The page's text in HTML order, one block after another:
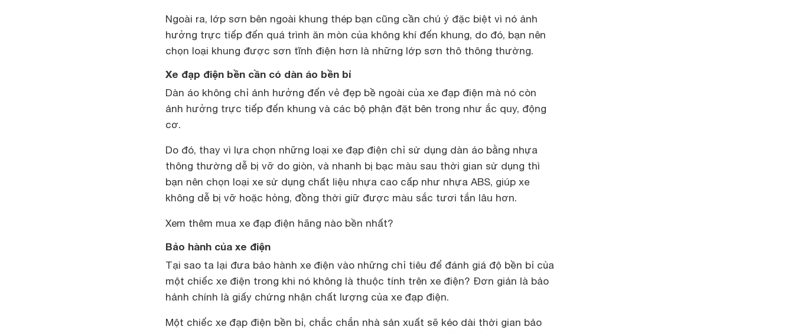
Ngoài ra, lớp sơn bên ngoài khung thép bạn cũng cần chú ý đặc biệt vì nó ảnh
hưởng trực tiếp đến quá trình ăn mòn của không khí đến khung, do đó, bạn nên
chọn loại khung được sơn tĩnh điện hơn là những lớp sơn thô thông thường.
Xe đạp điện bền cần có dàn áo bền bỉ
Dàn áo không chỉ ảnh hưởng đến vẻ đẹp bề ngoài của xe đạp điện mà nó còn
ảnh hưởng trực tiếp đến khung và các bộ phận đặt bên trong như ắc quy, động
cơ.
Do đó, thay vì lựa chọn những loại xe đạp điện chỉ sử dụng dàn áo bằng nhựa
thông thường dễ bị vỡ do giòn, và nhanh bị bạc màu sau thời gian sử dụng thì
bạn nên chọn loại xe sử dụng chất liệu nhựa cao cấp như nhựa ABS, giúp xe
không dễ bị vỡ hoặc hỏng, đồng thời giữ được màu sắc tươi tắn lâu hơn.
Xem thêm mua xe đạp điện hãng nào bền nhất?
Bảo hành của xe điện
Tại sao ta lại đưa bảo hành xe điện vào những chỉ tiêu để đánh giá độ bền bỉ của
một chiếc xe điện trong khi nó không là thuộc tính trên xe điện? Đơn giản là bảo
hảnh chính là giấy chứng nhận chất lượng của xe đạp điện.
Một chiếc xe đạp điện bền bỉ, chắc chắn nhà sản xuất sẽ kéo dài thời gian bảo